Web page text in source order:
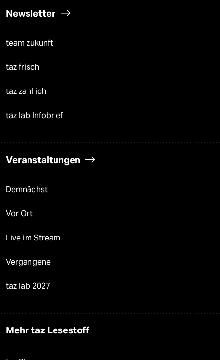
Newsletter
team zukunft
taz frisch
taz zahl ich
taz lab Infobrief
Veranstaltungen
Demnächst
Vor Ort
Live im Stream
Vergangene
taz lab 2027
Mehr taz Lesestoff